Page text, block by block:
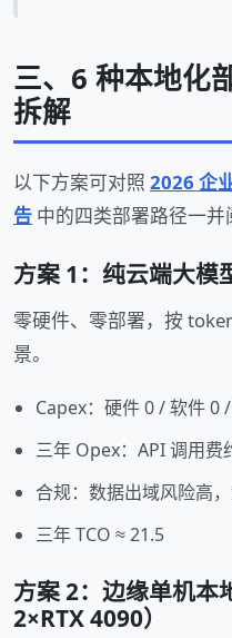
三、6 种本地化
拆解
以下方案可对照 2026 企
告 中的四类部署路径一并
方案 1：纯云端大模
零硬件、零部署，按
景。
Capex：硬件 0 / 软件 0
三年 Opex：API 调用费
合规：数据出域风险高
三年 TCO ≈ 21.5
方案 2：边缘单机本
2×RTX 4090）